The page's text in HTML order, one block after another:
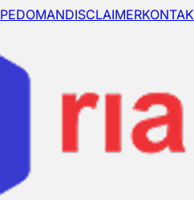
PEDOMANDISCLAIMERKONTAK